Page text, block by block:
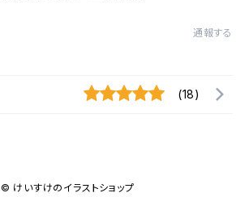
通報する
(18)
© けいすけのイラストショップ